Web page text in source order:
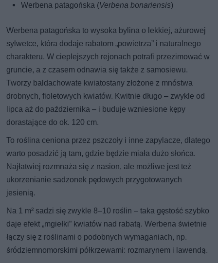
Werbena patagońska (Verbena bonariensis)
Werbena patagońska to wysoka bylina o lekkiej, ażurowej
sylwetce, która dodaje rabatom „powietrza” i naturalnego
charakteru. W cieplejszych rejonach potrafi przezimować w
gruncie, a z czasem odnawia się także z samosiewu.
Tworzy baldachowate kwiatostany złożone z mnóstwa
drobnych, fioletowych kwiatów. Kwitnie długo – zwykle od
lipca aż do października – i buduje wzniesione kępy
dorastające do ok. 120 cm.
To roślina ceniona przez pszczoły i inne zapylacze, dlatego
warto posadzić ją tam, gdzie będzie miała dużo słońca.
Najłatwiej rozmnaża się z nasion, ale możliwe jest też
ukorzenianie sadzonek pędowych przygotowanych
jesienią.
Na 1 m² sadzi się zwykle 8–10 roślin – taka gęstość szybko
daje efekt „mgiełki” kwiatów nad rabatą. Werbena świetnie
łączy się z roślinami o podobnych wymaganiach, np.
śródziemnomorskimi półkrzewami: rozmarynem i lawendą.